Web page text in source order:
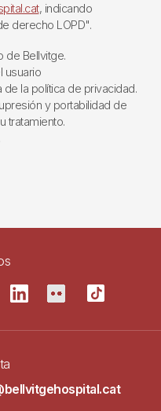
, indicando
derecho LOPD".
de Bellvitge.
usuario
la política de privacidad.
y portabilidad de
tratamiento.